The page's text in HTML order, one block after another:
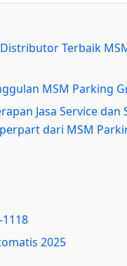
Terbaik
MSM Parking
Jasa Service
dari MSM
1118
2025